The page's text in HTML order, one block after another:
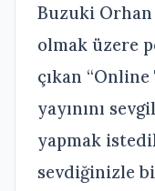
Buzuki Orhan
olmak üzere
çıkan
yayınını
yapmak
sevdiğinizle